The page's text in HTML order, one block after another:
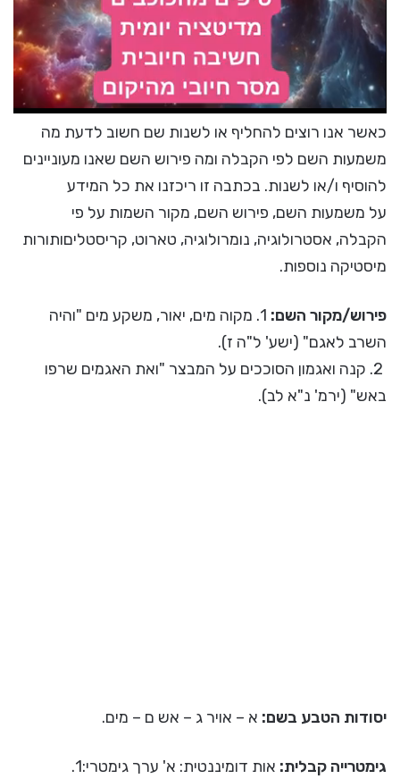
כאשר אנו רוצים להחליף או לשנות שם חשוב לדעת מה
משמעות השם לפי הקבלה ומה פירוש השם שאנו מעוניינים
להוסיף ו/או לשנות. בכתבה זו ריכזנו את כל המידע
על משמעות השם, פירוש השם, מקור השמות על פי
הקבלה, אסטרולוגיה, נומרולוגיה, טארוט, קריסטליםותורות
מיסטיקה נוספות.
פירוש/מקור השם:
1. מקוה מים, יאור, משקע מים "והיה
השרב לאגם" (ישע' ל"ה ז).
2. קנה ואגמון הסוככים על המבצר "ואת האגמים שרפו
באש" (ירמ' נ"א לב).
יסודות הטבע בשם: א – אויר ג – אש ם – מים.
גימטרייה קבלית: אות דומיננטית: א' ערך גימטרי:1.